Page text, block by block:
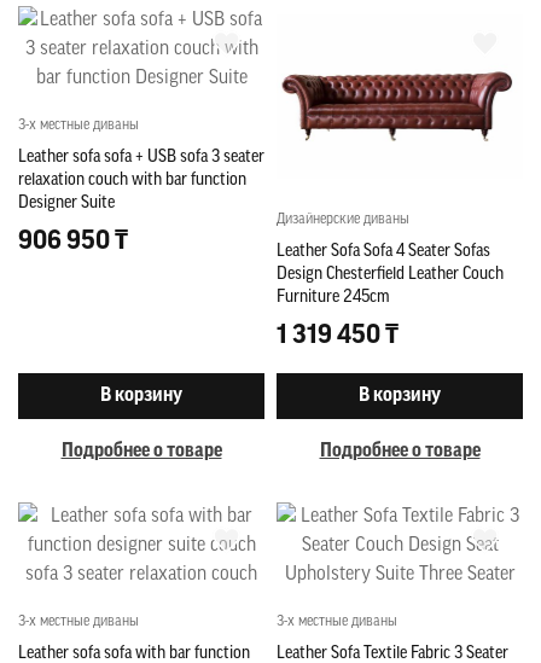
3-х местные диваны
Leather sofa sofa + USB sofa 3 seater
relaxation couch with bar function
Designer Suite
906 950 ₸
В корзину
Подробнее о товаре
Дизайнерские диваны
Leather Sofa Sofa 4 Seater Sofas
Design Chesterfield Leather Couch
Furniture 245cm
1 319 450 ₸
В корзину
Подробнее о товаре
3-х местные диваны
Leather sofa sofa with bar function
3-х местные диваны
Leather Sofa Textile Fabric 3 Seater